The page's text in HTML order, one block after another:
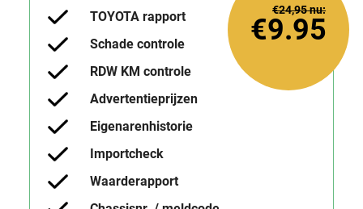
TOYOTA rapport
Schade controle
RDW KM controle
Advertentieprijzen
Eigenarenhistorie
Importcheck
Waarderapport
€9.95
€24,95nu: